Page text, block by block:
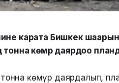
карата Бишкек
көмүр даярдоо
көмүр даярдалып,